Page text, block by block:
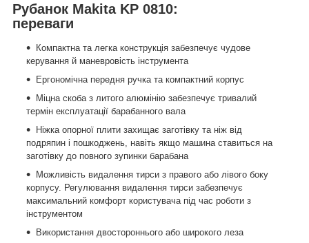
Рубанок Makita KP 0810:
переваги
Компактна та легка конструкція забезпечує чудове
керування й маневровість інструмента
Ергономічна передня ручка та компактний корпус
Міцна скоба з литого алюмінію забезпечує тривалий
термін експлуатації барабанного вала
Ніжка опорної плити захищає заготівку та ніж від
подряпин і пошкоджень, навіть якщо машина ставиться на
заготівку до повного зупинки барабана
Можливість видалення тирси з правого або лівого боку
корпусу. Регулювання видалення тирси забезпечує
максимальний комфорт користувача під час роботи з
інструментом
Використання двостороннього або широкого леза